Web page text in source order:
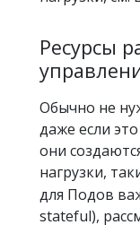
Ресурсы
Обычно не
даже если
они
нагрузки,
для Подов
stateful),